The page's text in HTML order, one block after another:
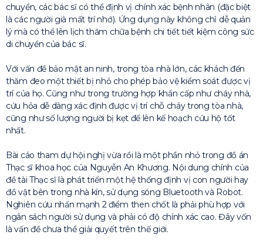
chuyển, các bác sĩ có thể định vị chính xác bệnh nhân (đặc biệt
là các người già mất trí nhớ). Ứng dụng này không chỉ dễ quản
lý mà có thể lên lịch thăm chữa bệnh chi tiết tiết kiệm công sức
di chuyển của bác sĩ.
Với vấn đề bảo mật an ninh, trong tòa nhà lớn, các khách đến
thăm đeo một thiết bị nhỏ cho phép bảo vệ kiểm soát được vị
trí của họ. Cũng như trong trường hợp khẩn cấp như cháy nhà,
cứu hỏa dễ dàng xác định được vị trí chỗ cháy trong tòa nhà,
cũng như số lượng người bị kẹt để lên kế hoạch cứu hộ tốt
nhất.
Bài cáo tham dự hội nghị vừa rồi là một phần nhỏ trong đồ án
Thạc sĩ khoa học của Nguyễn An Khương. Nội dung chính của
đề tài Thạc sĩ là phát triển một hệ thống định vị con người hay
đồ vật bên trong nhà kín, sử dụng sóng Bluetooth và Robot.
Nghiên cứu nhấn mạnh 2 điểm then chốt là phải phù hợp với
ngân sách người sử dụng và phải có độ chính xác cao. Đây vốn
là vấn đề chưa thể giải quyết trên thế giới.